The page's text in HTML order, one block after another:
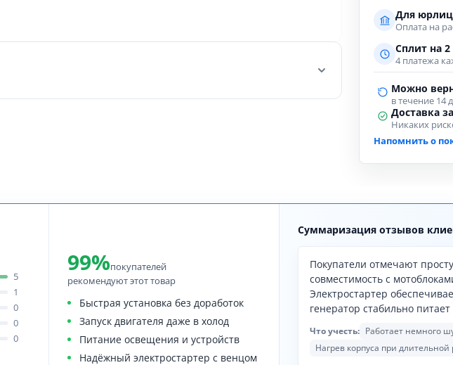
Для юрлиц
Оплата на
Сплит на
4 платежа
Можно
в течение 14
Доставка
Никаких
Напомнить о
5
1
0
0
0
99%покупателей
рекомендуют этот товар
Быстрая установка без доработок
Запуск двигателя даже в холод
Питание освещения и устройств
Надёжный электростартер с венцом
Суммаризация отзывов
Покупатели отмечают
совместимость с
Электростартер
генератор стабильно
Что учесть: Работает немного
Нагрев корпуса при длительной